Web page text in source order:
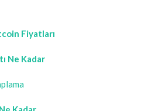
Fiyatları
Ne Kadar